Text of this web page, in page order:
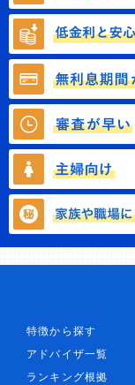
特徴から探す
アドバイザ一覧
ランキング根拠